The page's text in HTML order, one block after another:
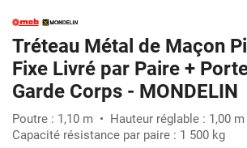
Tréteau Métal de Maçon
Fixe Livré par Paire +
Garde Corps - MONDELIN
Poutre : 1,10 m • Hauteur réglable : 1,00 m
Capacité résistance par paire : 1 500 kg